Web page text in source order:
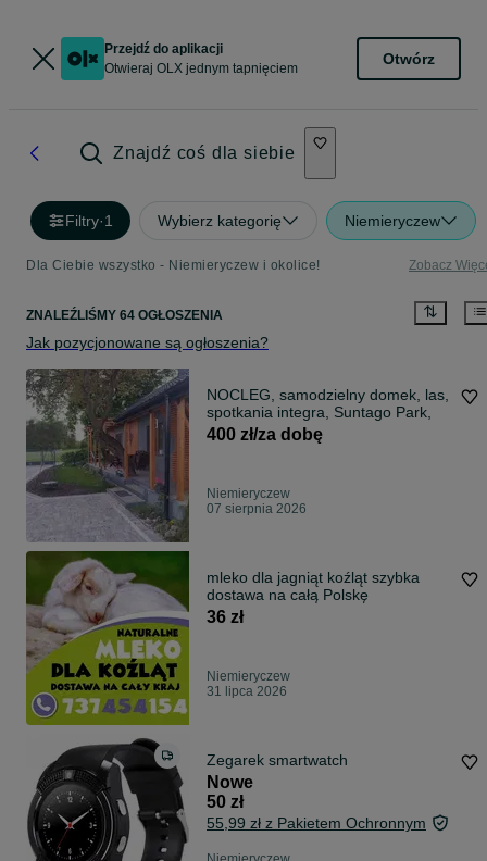
Przejdź do aplikacji
Otwieraj OLX jednym tapnięciem
Otwórz
Znajdź coś dla siebie
Filtry·1 Wybierz kategorię Niemieryczew
Dla Ciebie wszystko - Niemieryczew i okolice! Zobacz
ZNALEŹLIŚMY 64 OGŁOSZENIA
Jak pozycjonowane są ogłoszenia?
NOCLEG, samodzielny domek, las,
spotkania integra, Suntago Park,
400 zł/za dobę
Niemieryczew
07 sierpnia 2026
mleko dla jagniąt koźląt szybka
dostawa na całą Polskę
36 zł
Niemieryczew
31 lipca 2026
Zegarek smartwatch
Nowe
50 zł
55,99 zł z Pakietem Ochronnym